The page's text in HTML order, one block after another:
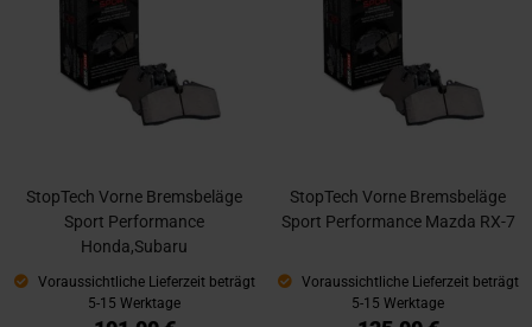
StopTech Vorne Bremsbeläge
Sport Performance
Honda,Subaru
Voraussichtliche Lieferzeit beträgt
5-15 Werktage
StopTech Vorne Bremsbeläge
Sport Performance Mazda RX-7
Voraussichtliche Lieferzeit beträgt
5-15 Werktage